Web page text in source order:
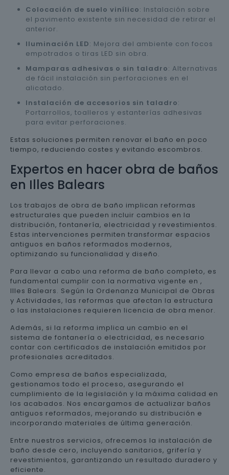
Colocación de suelo vinílico: Instalación sobre
el pavimento existente sin necesidad de retirar el
anterior.
Iluminación LED: Mejora del ambiente con focos
empotrados o tiras LED sin obra.
Mamparas adhesivas o sin taladro: Alternativas
de fácil instalación sin perforaciones en el
alicatado.
Instalación de accesorios sin taladro:
Portarrollos, toalleros y estanterías adhesivas
para evitar perforaciones.
Estas soluciones permiten renovar el baño en poco
tiempo, reduciendo costes y evitando escombros.
Expertos en hacer obra de baños
en Illes Balears
Los trabajos de obra de baño implican reformas
estructurales que pueden incluir cambios en la
distribución, fontanería, electricidad y revestimientos.
Estas intervenciones permiten transformar espacios
antiguos en baños reformados modernos,
optimizando su funcionalidad y diseño.
Para llevar a cabo una reforma de baño completo, es
fundamental cumplir con la normativa vigente en ,
Illes Balears. Según la Ordenanza Municipal de Obras
y Actividades, las reformas que afectan la estructura
o las instalaciones requieren licencia de obra menor.
Además, si la reforma implica un cambio en el
sistema de fontanería o electricidad, es necesario
contar con certificados de instalación emitidos por
profesionales acreditados.
Como empresa de baños especializada,
gestionamos todo el proceso, asegurando el
cumplimiento de la legislación y la máxima calidad en
los acabados. Nos encargamos de actualizar baños
antiguos reformados, mejorando su distribución e
incorporando materiales de última generación.
Entre nuestros servicios, ofrecemos la instalación de
baño desde cero, incluyendo sanitarios, grifería y
revestimientos, garantizando un resultado duradero y
eficiente.